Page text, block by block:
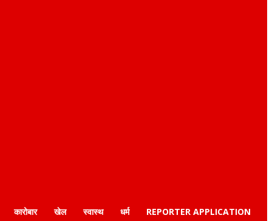
कारोबार खेल स्वास्थ धर्म REPORTER APPLICATION